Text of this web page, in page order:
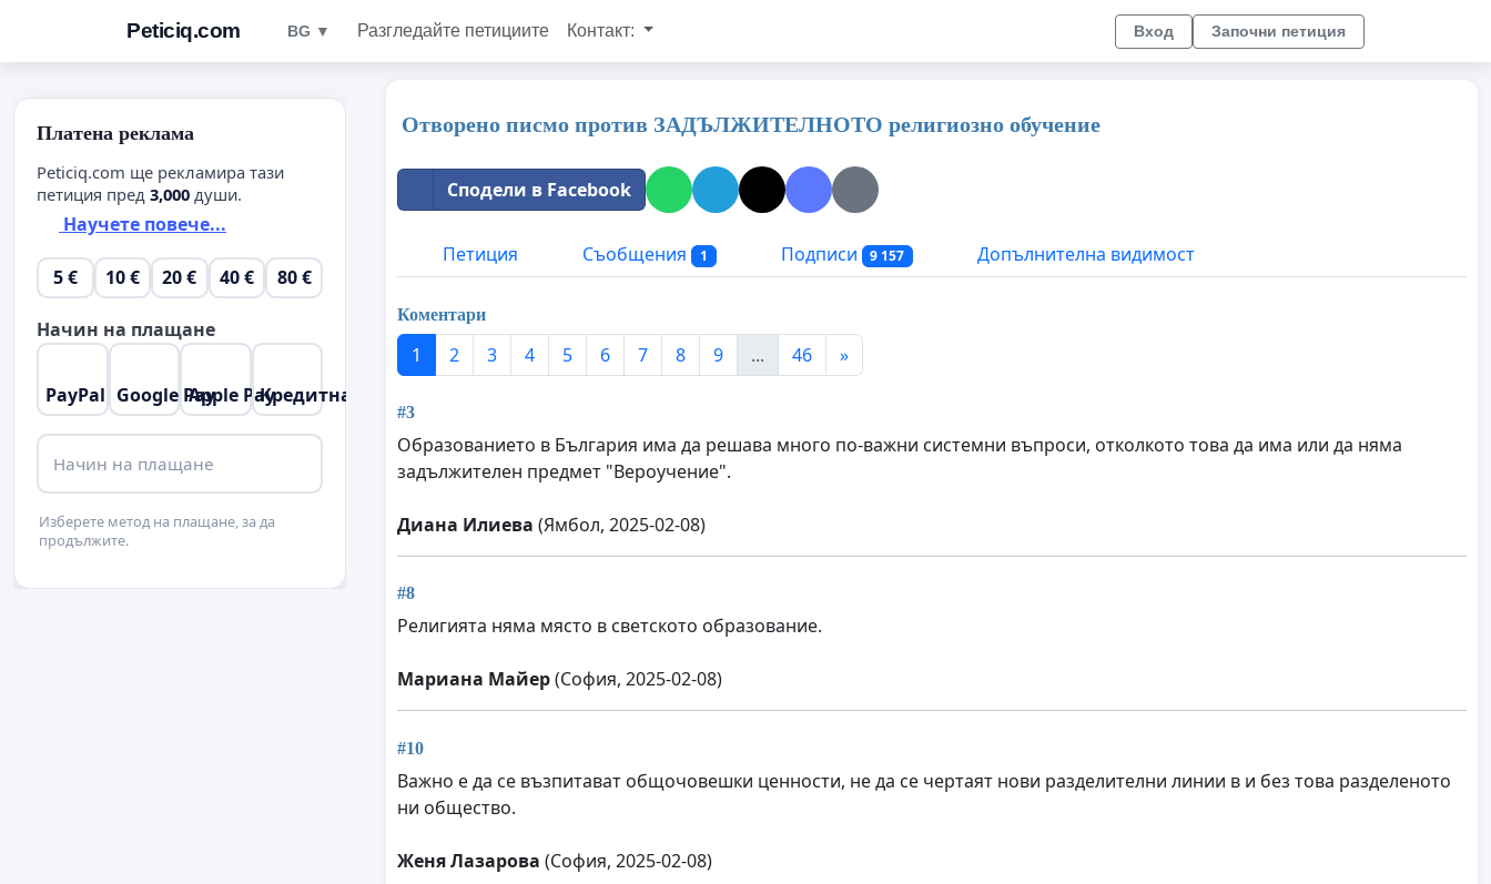
Peticiq.com BG ▼ Разгледайте петициите Контакт: Вход Започни петиция
Отворено писмо против ЗАДЪЛЖИТЕЛНОТО религиозно обучение
Сподели в Facebook
Петиция Съобщения 1 Подписи 9 157 Допълнителна видимост
Коментари
1 2 3 4 5 6 7 8 9 ... 46 »
#3
Образованието в България има да решава много по-важни системни въпроси, отколкото това да има или да няма
задължителен предмет "Вероучение".
Диана Илиева (Ямбол, 2025-02-08)
#8
Религията няма място в светското образование.
Мариана Майер(София, 2025-02-08)
#10
Важно е да се възпитават общочовешки ценности, не да се чертаят нови разделителни линии в и без това разделеното
ни общество.
Женя Лазарова (София, 2025-02-08)
Платена реклама
Peticiq.com ще рекламира тази
петиция пред 3,000 души.
Научете повече...
5 € 10 € 20 € 40 € 80 €
Начин на плащане
PayPal Google PayApple PayКредитна карта
Начин на плащане
Изберете метод на плащане, за да
продължите.